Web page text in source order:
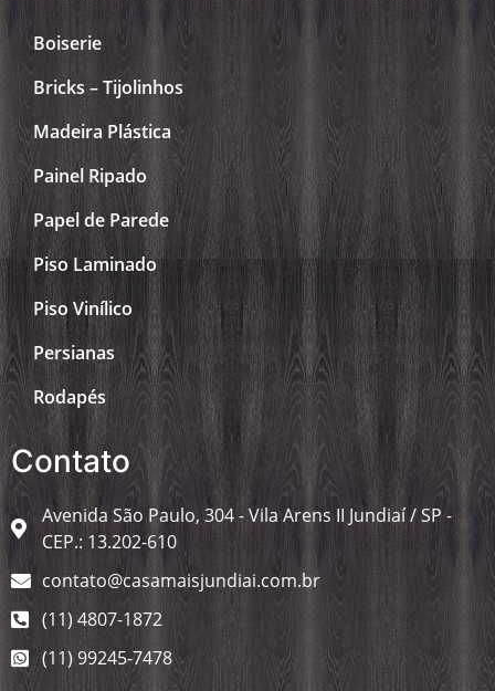
Boiserie
Bricks – Tijolinhos
Madeira Plástica
Painel Ripado
Papel de Parede
Piso Laminado
Piso Vinílico
Persianas
Rodapés
Contato
Avenida São Paulo, 304 - Vila Arens II Jundiaí / SP -
CEP.: 13.202-610
contato@casamaisjundiai.com.br
(11) 4807-1872
(11) 99245-7478